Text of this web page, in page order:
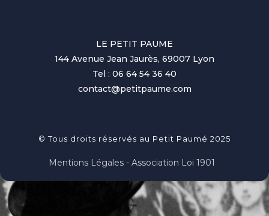
LE PETIT PAUME
144 Avenue Jean Jaurès, 69007 Lyon
Tel : 06 64 54 36 40
contact@petitpaume.com
© Tous droits réservés au Petit Paumé 2025
Mentions Légales - Association Loi 1901